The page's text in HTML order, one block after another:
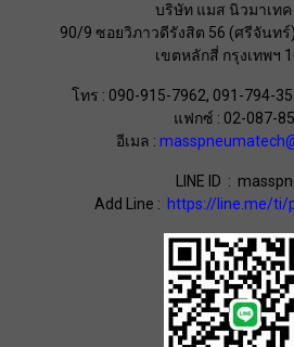
บริษัท แมส นิวมาเทค
90/9 ซอยวิภาวดีรังสิต 56 (ศรีจันท
เขตหลักสี่ กรุงเทพฯ
โทร : 090-915-7962, 091-794-
แฟกซ์ : 02-087-
อีเมล :
LINE ID :
Add Line : https://line.me/ti/